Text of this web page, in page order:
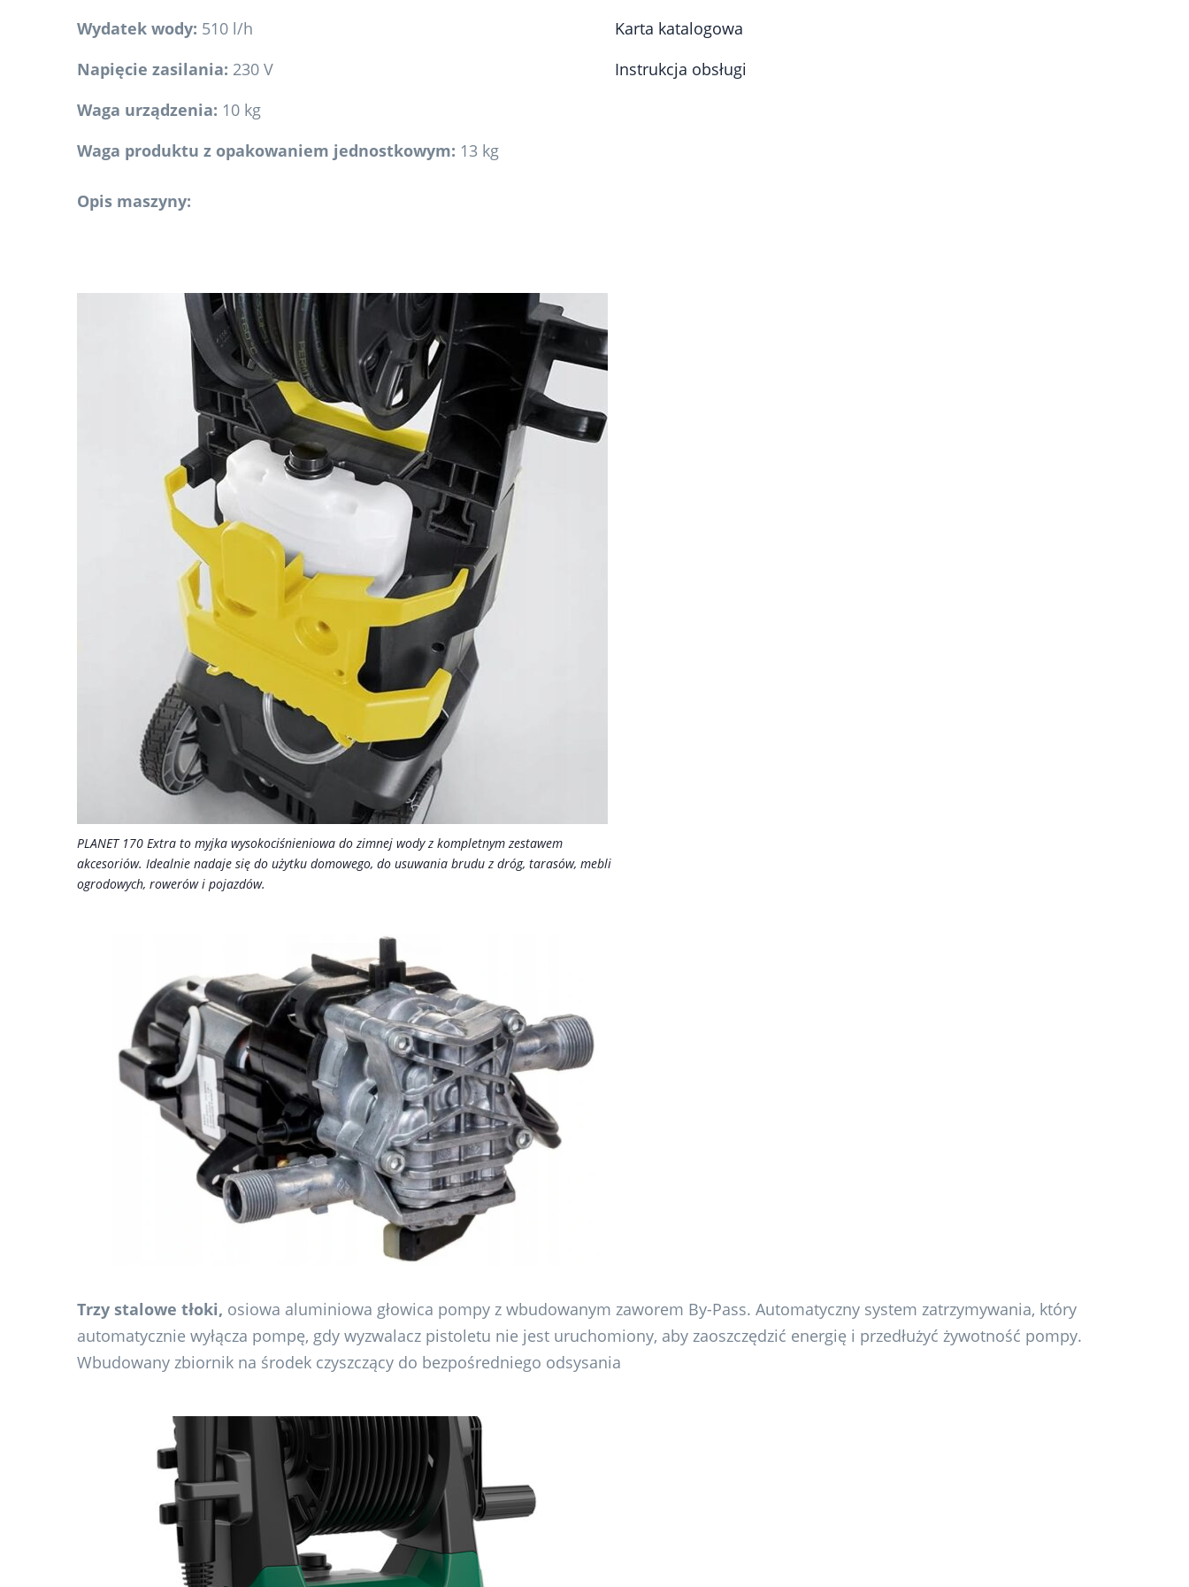
Wydatek wody: 510 l/h
Napięcie zasilania: 230 V
Waga urządzenia: 10 kg
Waga produktu z opakowaniem jednostkowym: 13 kg
Karta katalogowa
Instrukcja obsługi
Opis maszyny:
PLANET 170 Extra to myjka wysokociśnieniowa do zimnej wody z kompletnym zestawem
akcesoriów. Idealnie nadaje się do użytku domowego, do usuwania brudu z dróg, tarasów, mebli
ogrodowych, rowerów i pojazdów.
Trzy stalowe tłoki, osiowa aluminiowa głowica pompy z wbudowanym zaworem By-Pass. Automatyczny system zatrzymywania, który
automatycznie wyłącza pompę, gdy wyzwalacz pistoletu nie jest uruchomiony, aby zaoszczędzić energię i przedłużyć żywotność pompy.
Wbudowany zbiornik na środek czyszczący do bezpośredniego odsysania